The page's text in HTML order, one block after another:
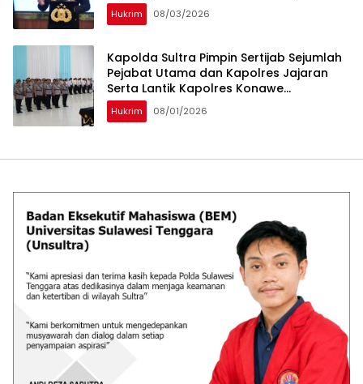
Hukrim 08/03/2026
Kapolda Sultra Pimpin Sertijab Sejumlah
Pejabat Utama dan Kapolres Jajaran
Serta Lantik Kapolres Konawe
Kepulauan
Hukrim 08/01/2026